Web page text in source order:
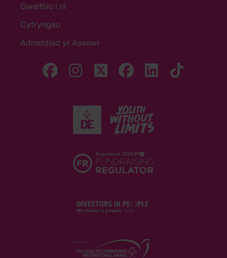
Gweithio i ni
Cyfryngau
Adroddiad yr Aseswr